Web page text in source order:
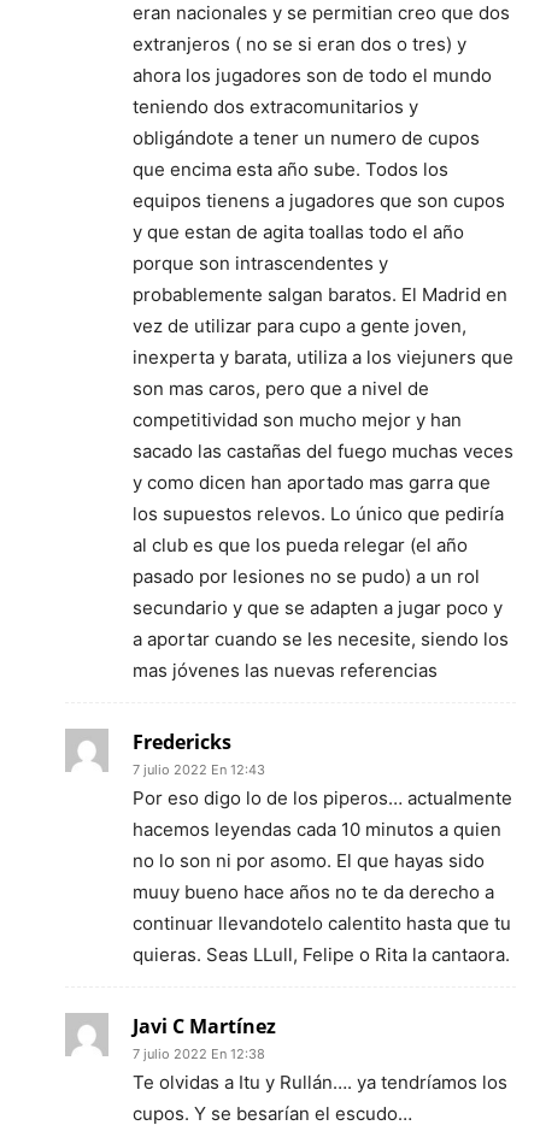
eran nacionales y se permitian creo que dos
extranjeros ( no se si eran dos o tres) y
ahora los jugadores son de todo el mundo
teniendo dos extracomunitarios y
obligándote a tener un numero de cupos
que encima esta año sube. Todos los
equipos tienens a jugadores que son cupos
y que estan de agita toallas todo el año
porque son intrascendentes y
probablemente salgan baratos. El Madrid en
vez de utilizar para cupo a gente joven,
inexperta y barata, utiliza a los viejuners que
son mas caros, pero que a nivel de
competitividad son mucho mejor y han
sacado las castañas del fuego muchas veces
y como dicen han aportado mas garra que
los supuestos relevos. Lo único que pediría
al club es que los pueda relegar (el año
pasado por lesiones no se pudo) a un rol
secundario y que se adapten a jugar poco y
a aportar cuando se les necesite, siendo los
mas jóvenes las nuevas referencias
Fredericks
7 julio 2022 En 12:43
Por eso digo lo de los piperos… actualmente
hacemos leyendas cada 10 minutos a quien
no lo son ni por asomo. El que hayas sido
muuy bueno hace años no te da derecho a
continuar llevandotelo calentito hasta que tu
quieras. Seas LLull, Felipe o Rita la cantaora.
Javi C Martínez
7 julio 2022 En 12:38
Te olvidas a Itu y Rullán…. ya tendríamos los
cupos. Y se besarían el escudo…